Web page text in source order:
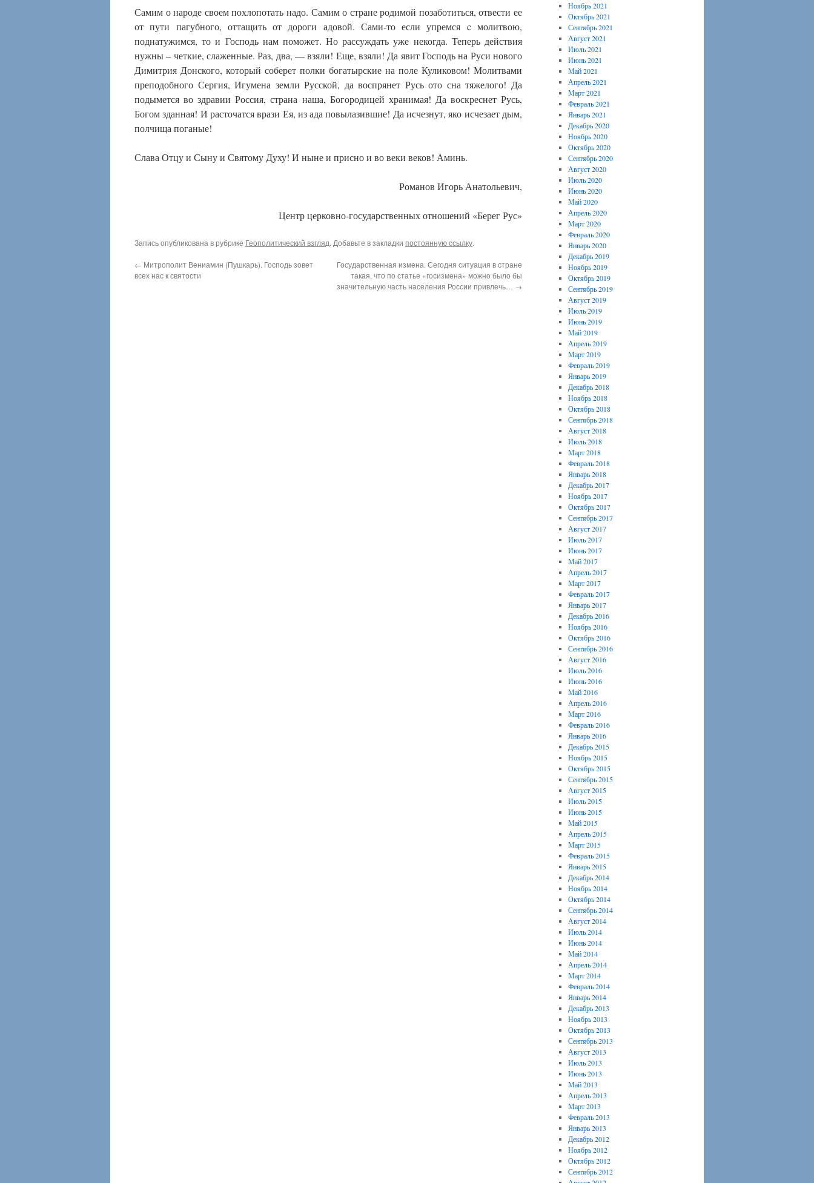
Самим о народе своем похлопотать надо. Самим о стране родимой позаботиться, отвести ее
от пути пагубного, оттащить от дороги адовой. Сами-то если упремся c молитвою,
поднатужимся, то и Господь нам поможет. Но рассуждать уже некогда. Теперь действия
нужны – четкие, слаженные. Раз, два, — взяли! Еще, взяли! Да явит Господь на Руси нового
Димитрия Донского, который соберет полки богатырские на поле Куликовом! Молитвами
преподобного Сергия, Игумена земли Русской, да воспрянет Русь ото сна тяжелого! Да
подымется во здравии Россия, страна наша, Богородицей хранимая! Да воскреснет Русь,
Богом зданная! И расточатся врази Ея, из ада повылазившие! Да исчезнут, яко исчезает дым,
полчища поганые!
Слава Отцу и Сыну и Святому Духу! И ныне и присно и во веки веков! Аминь.
Романов Игорь Анатольевич,
Центр церковно-государственных отношений «Берег Рус»
Запись опубликована в рубрике Геополитический взгляд. Добавьте в закладки постоянную ссылку.
← Митрополит Вениамин (Пушкарь). Господь зовет
всех нас к святости
Государственная измена. Сегодня ситуация в стране
такая, что по статье «госизмена» можно было бы
значительную часть населения России привлечь… →
Ноябрь 2021
Октябрь 2021
Сентябрь 2021
Август 2021
Июль 2021
Июнь 2021
Май 2021
Апрель 2021
Март 2021
Февраль 2021
Январь 2021
Декабрь 2020
Ноябрь 2020
Октябрь 2020
Сентябрь 2020
Август 2020
Июль 2020
Июнь 2020
Май 2020
Апрель 2020
Март 2020
Февраль 2020
Январь 2020
Декабрь 2019
Ноябрь 2019
Октябрь 2019
Сентябрь 2019
Август 2019
Июль 2019
Июнь 2019
Май 2019
Апрель 2019
Март 2019
Февраль 2019
Январь 2019
Декабрь 2018
Ноябрь 2018
Октябрь 2018
Сентябрь 2018
Август 2018
Июль 2018
Март 2018
Февраль 2018
Январь 2018
Декабрь 2017
Ноябрь 2017
Октябрь 2017
Сентябрь 2017
Август 2017
Июль 2017
Июнь 2017
Май 2017
Апрель 2017
Март 2017
Февраль 2017
Январь 2017
Декабрь 2016
Ноябрь 2016
Октябрь 2016
Сентябрь 2016
Август 2016
Июль 2016
Июнь 2016
Май 2016
Апрель 2016
Март 2016
Февраль 2016
Январь 2016
Декабрь 2015
Ноябрь 2015
Октябрь 2015
Сентябрь 2015
Август 2015
Июль 2015
Июнь 2015
Май 2015
Апрель 2015
Март 2015
Февраль 2015
Январь 2015
Декабрь 2014
Ноябрь 2014
Октябрь 2014
Сентябрь 2014
Август 2014
Июль 2014
Июнь 2014
Май 2014
Апрель 2014
Март 2014
Февраль 2014
Январь 2014
Декабрь 2013
Ноябрь 2013
Октябрь 2013
Сентябрь 2013
Август 2013
Июль 2013
Июнь 2013
Май 2013
Апрель 2013
Март 2013
Февраль 2013
Январь 2013
Декабрь 2012
Ноябрь 2012
Октябрь 2012
Сентябрь 2012